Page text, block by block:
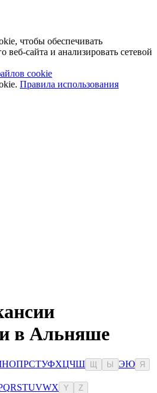
чтобы обеспечивать
веб-сайта и анализировать сетевой
cookie
Правила использования
в Альняше
НОПРСТУФХЦЧШ Ы ЭЮ Я
QRSTUVWX Y Z